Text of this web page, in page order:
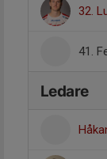
32.
41.
Ledare